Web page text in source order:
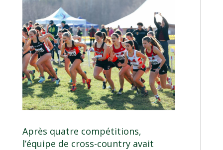
Après quatre compétitions,
l’équipe de cross-country avait